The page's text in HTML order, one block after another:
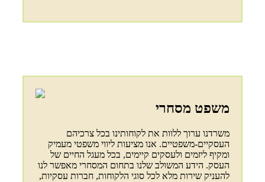
משפט מסחרי
משרדנו ערוך ללוות את לקוחותינו בכל צרכיהם
העסקיים-משפטיים. אנו מציעות ליווי משפטי מעמיק
ומקיף ליזמים ולעסקים קיימים, בכל מעגל החיים של
העסק. הידע המשולב שלנו בתחום המסחרי מאפשר לנו
להעניק שירות מלא לכל סוגי הלקוחות, חברות עסקיות,